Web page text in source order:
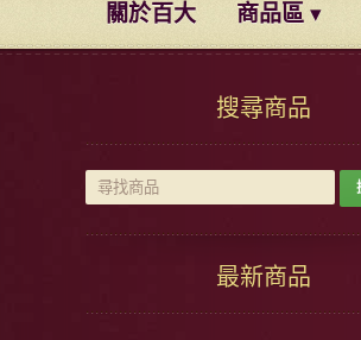
關於百大 商品區
搜尋商品
最新商品